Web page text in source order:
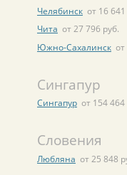
Челябинск от 16
Чита от 27 796 руб.
Южно-Сахалинск
Сингапур
Сингапур от 154 464
Словения
Любляна от 25 848